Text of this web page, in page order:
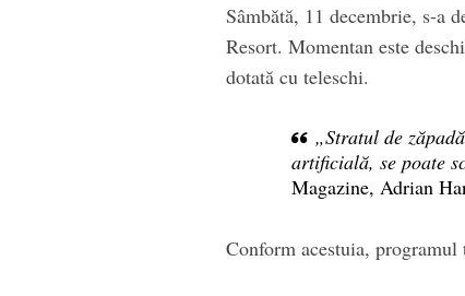
Sâmbătă, 11 decembrie, s-a
Resort. Momentan este
dotată cu teleschi.
„Stratul de
artificială, se poate
Magazine, Adrian
Conform acestuia,